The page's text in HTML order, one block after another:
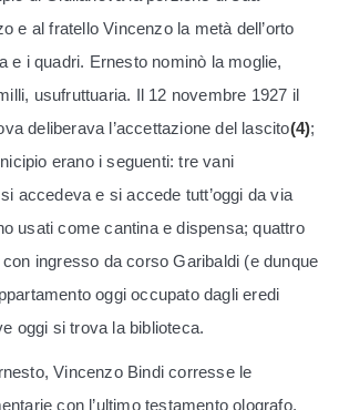
e al fratello Vincenzo la metà dell’orto
e i quadri. Ernesto nominò la moglie,
usufruttuaria. Il 12 novembre 1927 il
deliberava l’accettazione del lascito(4);
erano i seguenti: tre vani
accedeva e si accede tutt’oggi da via
usati come cantina e dispensa; quattro
ingresso da corso Garibaldi (e dunque
oggi occupato dagli eredi
oggi si trova la biblioteca.
Vincenzo Bindi corresse le
con l’ultimo testamento olografo,